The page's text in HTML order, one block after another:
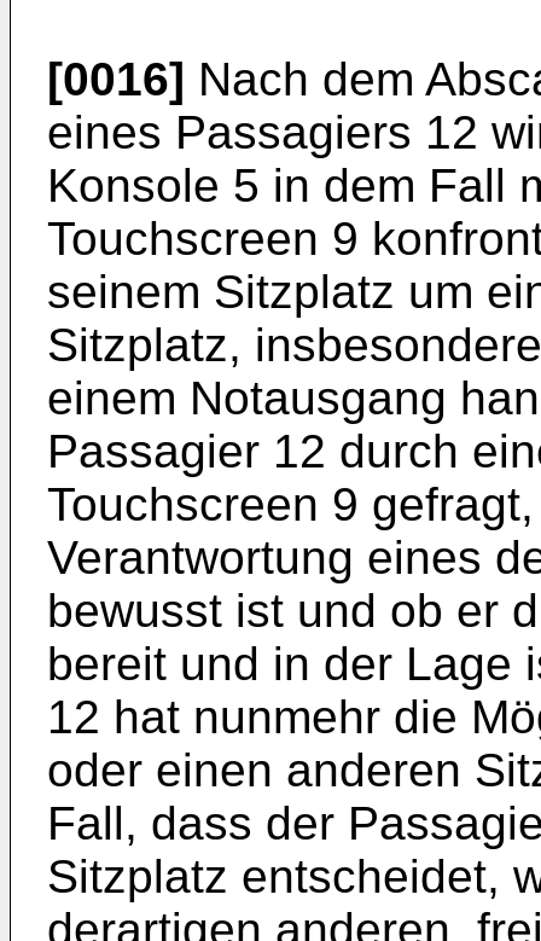
[0016] Nach dem
eines Passagiers 12
Konsole 5 in dem Fall
Touchscreen 9
seinem Sitzplatz um
Sitzplatz,
einem Notausgang
Passagier 12 durch
Touchscreen 9
Verantwortung eines
bewusst ist und ob er
bereit und in der Lage
12 hat nunmehr die
oder einen anderen
Fall, dass der
Sitzplatz entscheidet,
derartigen anderen,